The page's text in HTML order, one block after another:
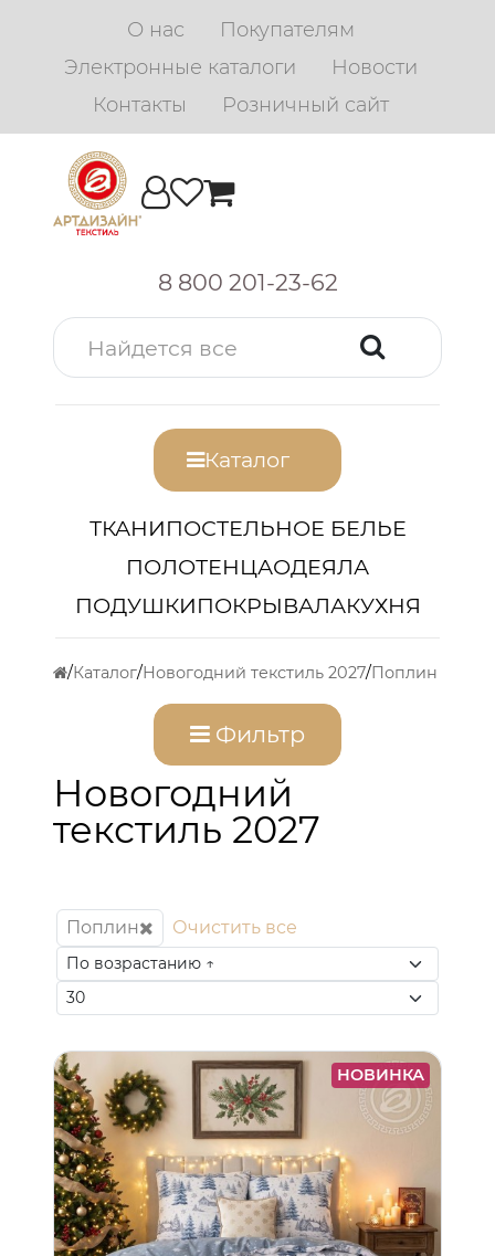
О нас
Покупателям
Электронные каталоги
Новости
Контакты
Розничный сайт
8 800 201-23-62
Каталог
ТКАНИПОСТЕЛЬНОЕ БЕЛЬЕ
ПОЛОТЕНЦАОДЕЯЛА
ПОДУШКИПОКРЫВАЛАКУХНЯ
Каталог Новогодний текстиль 2027 Поплин
Фильтр
Новогодний
текстиль 2027
Поплин Очистить все
НОВИНКА